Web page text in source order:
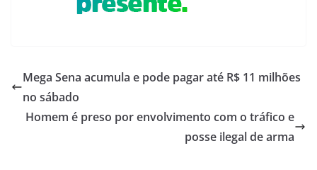
Mega Sena acumula e pode pagar até R$ 11 milhões
no sábado
Homem é preso por envolvimento com o tráfico e
posse ilegal de arma